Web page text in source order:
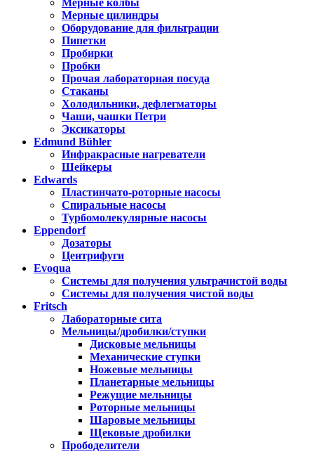
Мерные колбы
Мерные цилиндры
Оборудование для фильтрации
Пипетки
Пробирки
Пробки
Прочая лабораторная посуда
Стаканы
Холодильники, дефлегматоры
Чаши, чашки Петри
Эксикаторы
Edmund Bühler
Инфракрасные нагреватели
Шейкеры
Edwards
Пластинчато-роторные насосы
Спиральные насосы
Турбомолекулярные насосы
Eppendorf
Дозаторы
Центрифуги
Evoqua
Системы для получения ультрачистой воды
Системы для получения чистой воды
Fritsch
Лабораторные сита
Мельницы/дробилки/ступки
Дисковые мельницы
Механические ступки
Ножевые мельницы
Планетарные мельницы
Режущие мельницы
Роторные мельницы
Шаровые мельницы
Щековые дробилки
Прободелители